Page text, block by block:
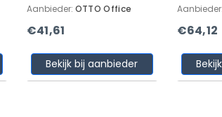
Aanbieder: OTTO Office
€41,61
Bekijk bij aanbieder
Aanbieder:
€64,12